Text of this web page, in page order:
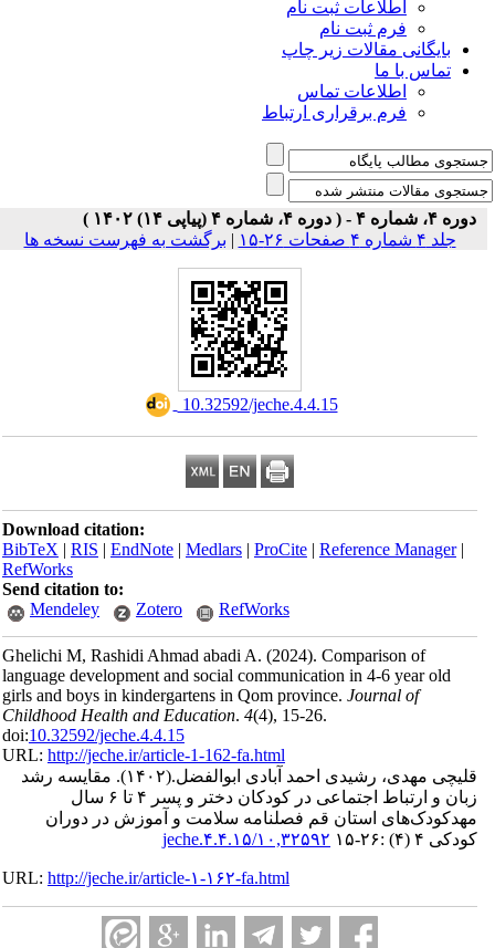
اطلاعات ثبت نام
فرم ثبت نام
بایگانی مقالات زیر چاپ
تماس با ما
اطلاعات تماس
فرم برقراری ارتباط
دوره ۴، شماره ۴ - ( دوره ۴، شماره ۴ (پیاپی ۱۴) ۱۴۰۲ )
جلد ۴ شماره ۴ صفحات ۲۶-۱۵
| برگشت به فهرست نسخه ها
‎ 10.32592/jeche.4.4.15
Download citation:
BibTeX|RIS|EndNote|Medlars|ProCite|Reference Manager
RefWorks
Send citation to:
Mendeley
Zotero RefWorks
Ghelichi M, Rashidi Ahmad abadi A.(2024).Comparison of
language development and social communication in 4-6 year old
girls and boys in kindergartens in Qom province.Journal of
Childhood Health and Education.4(4), 15-26.
doi:10.32592/jeche.4.4.15
URL:http://jeche.ir/article-1-162-fa.html
قلیچی مهدی، رشیدی احمد آبادی ابوالفضل.(۱۴۰۲).
مقایسه رشد
زبان و ارتباط‌‌ اجتماعی در کودکان دختر و پسر ۴ تا ۶ سال
مهدکودک‌های استان قم فصلنامه سلامت و آموزش در دوران
کودکی ۴ (۴) :۲۶-۱۵
۱۰,۳۲۵۹۲/jeche.۴.۴.۱۵
URL:http://jeche.ir/article-۱-۱۶۲-fa.html